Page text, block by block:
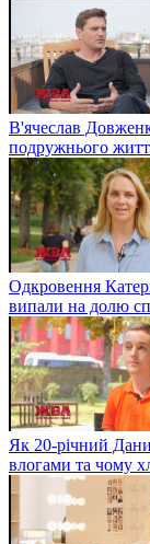
В'ячеслав
подружнього
Одкровення
випали на долю
Як 20-річний
влогами та чому